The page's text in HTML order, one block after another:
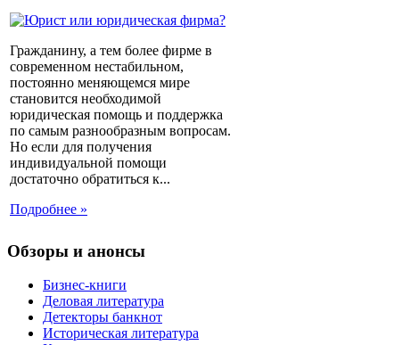
Гражданину, а тем более фирме в
современном нестабильном,
постоянно меняющемся мире
становится необходимой
юридическая помощь и поддержка
по самым разнообразным вопросам.
Но если для получения
индивидуальной помощи
достаточно обратиться к...
Подробнее »
Обзоры и анонсы
Бизнес-книги
Деловая литература
Детекторы банкнот
Историческая литература